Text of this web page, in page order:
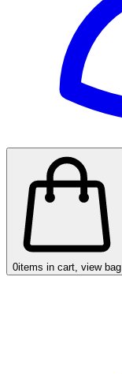
0items in cart, view bag